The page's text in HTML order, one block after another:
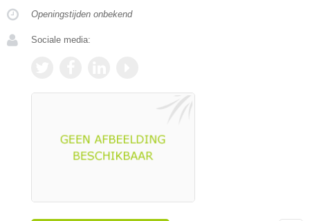
Openingstijden onbekend
Sociale media: